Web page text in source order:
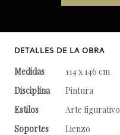
DETALLES DE LA OBRA
Medidas
114 x 146 cm
Disciplina
Pintura
Estilos
Arte figurativo
Soportes
Lienzo